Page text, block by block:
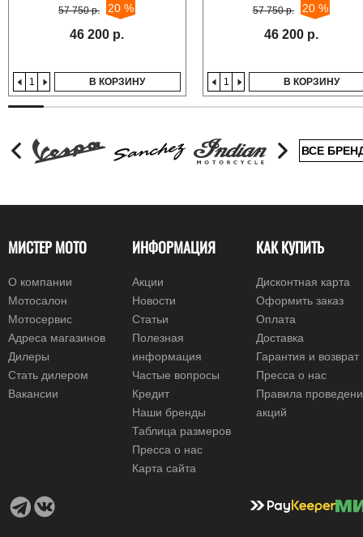
57 750 р. 20 %
46 200 р.
В КОРЗИНУ
57 750 р. 20 %
46 200 р.
В КОРЗИНУ
ВСЕ
МИСТЕР МОТО
О компании
Мотосалон
Мотосервис
Адреса магазинов
Дилеры
Стать дилером
Вакансии
ИНФОРМАЦИЯ
Акции
Новости
Статьи
Полезная
информация
Частые вопросы
Кредит
Наши бренды
Таблица размеров
Пресса о нас
Карта сайта
КАК КУПИТЬ
Дисконтная карта
Оформить заказ
Оплата
Доставка
Гарантия и возврат
Пресса о нас
Правила
акций